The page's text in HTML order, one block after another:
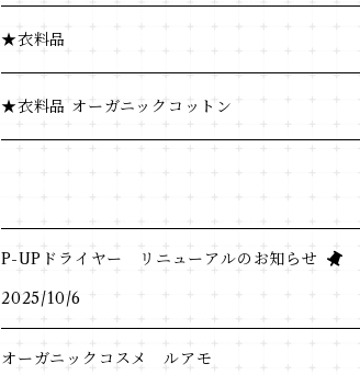
★衣料品
★衣料品 オーガニックコットン
P-UPドライヤー リニューアルのお知らせ
2025/10/6
オーガニックコスメ ルアモ